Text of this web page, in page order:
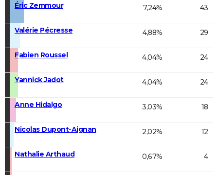
Éric Zemmour 7,24% 43
Valérie Pécresse 4,88% 29
Fabien Roussel 4,04% 24
Yannick Jadot 4,04% 24
Anne Hidalgo 3,03% 18
Nicolas Dupont-Aignan 2,02% 12
Nathalie Arthaud 0,67% 4